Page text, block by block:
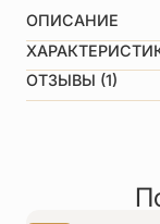
ОПИСАНИЕ
Техника
Диаметр14 мм
ОТЗЫВЫ (1)